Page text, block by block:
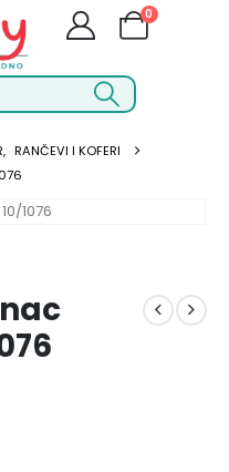
0
, RANČEVI I KOFERI